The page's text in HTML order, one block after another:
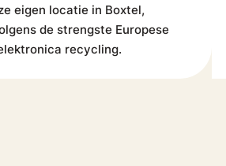
eigen locatie in Boxtel,
de strengste Europese
recycling.